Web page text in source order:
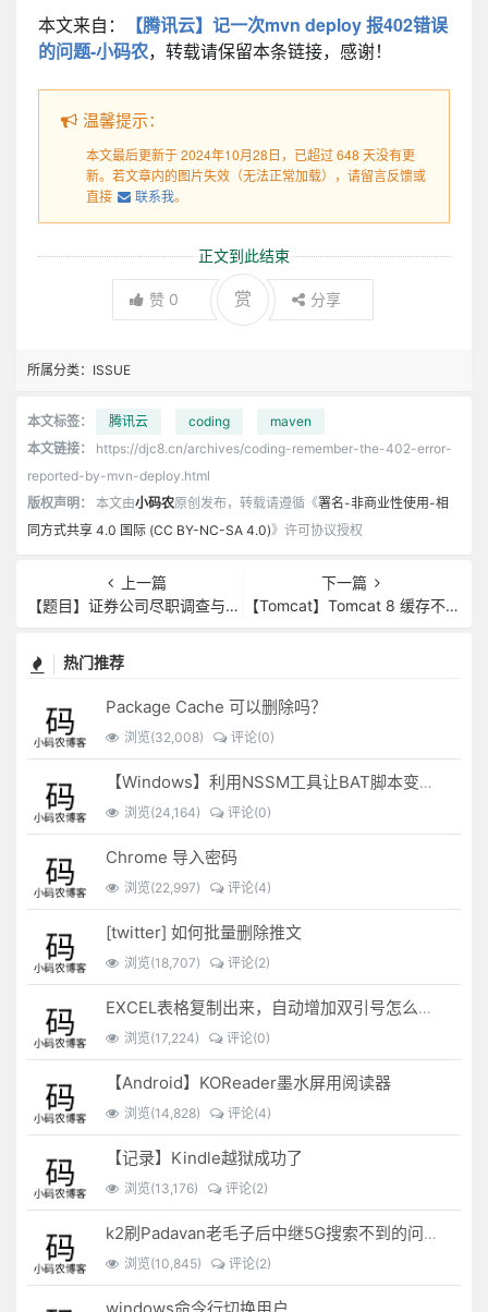
本文来自：
【腾讯云】记一次mvn deploy 报402错误
的问题-小码农，转载请保留本条链接，感谢！
温馨提示：
本文最后更新于 2024年10月28日，已超过 648 天没有更
新。若文章内的图片失效（无法正常加载），请留言反馈或
直接
联系我。
正文到此结束
赞 0 赏 分享
所属分类： ISSUE
本文标签： 腾讯云 coding
maven
本文链接：
https://djc8.cn/archives/coding-remember-the-402-error-
reported-by-mvn-deploy.html
版权声明：
本文由小码农原创发布，转载请遵循《署名-非商业性使用-相
同方式共享 4.0 国际 (CC BY-NC-SA 4.0)》许可协议授权
上一篇
【题目】证券公司尽职调查与风险评审
下一篇
【Tomcat】Tomcat 8 缓存不足问题解决方案
热门推荐
Package Cache 可以删除吗？
浏览(32,008) 评论(0)
【Windows】利用NSSM工具让BAT脚本变成后台服务
浏览(24,164) 评论(0)
Chrome 导入密码
浏览(22,997) 评论(4)
[twitter] 如何批量删除推文
浏览(18,707) 评论(2)
EXCEL表格复制出来，自动增加双引号怎么解决？
浏览(17,224) 评论(0)
【Android】KOReader墨水屏用阅读器
浏览(14,828) 评论(4)
【记录】Kindle越狱成功了
浏览(13,176) 评论(2)
k2刷Padavan老毛子后中继5G搜索不到的问题解决
浏览(10,845) 评论(2)